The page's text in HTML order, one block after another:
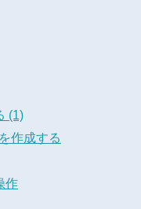
(1)
作成する
作